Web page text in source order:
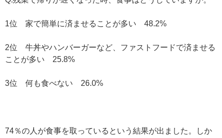
1位 家で簡単に済ませることが多い 48.2%
2位 牛丼やハンバーガーなど、ファストフードで済ませる
ことが多い 25.8%
3位 何も食べない 26.0%
74％の人が食事を取っているという結果が出ました。しか